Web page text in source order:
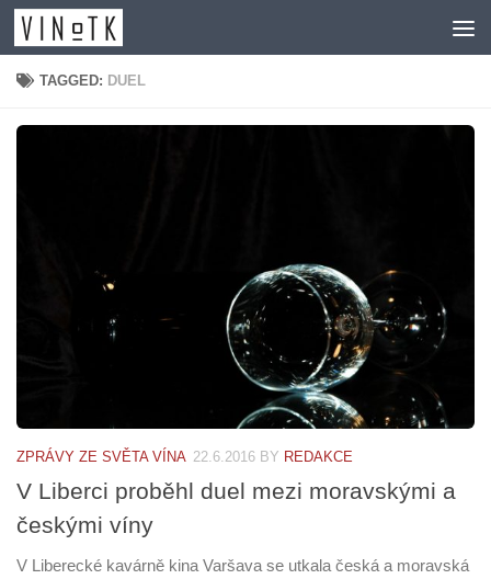
Skip to content
TAGGED: DUEL
ZPRÁVY ZE SVĚTA VÍNA 22.6.2016 BY REDAKCE
V Liberci proběhl duel mezi moravskými a
českými víny
V Liberecké kavárně kina Varšava se utkala česká a moravská